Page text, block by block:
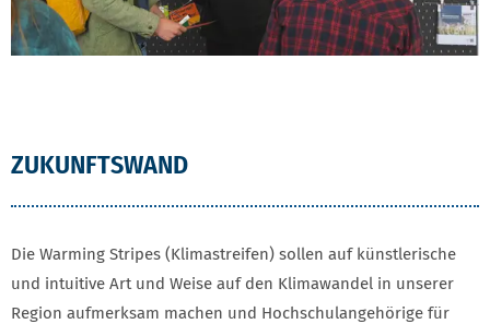
ZUKUNFTSWAND
Die Warming Stripes (Klimastreifen) sollen auf künstlerische
und intuitive Art und Weise auf den Klimawandel in unserer
Region aufmerksam machen und Hochschulangehörige für